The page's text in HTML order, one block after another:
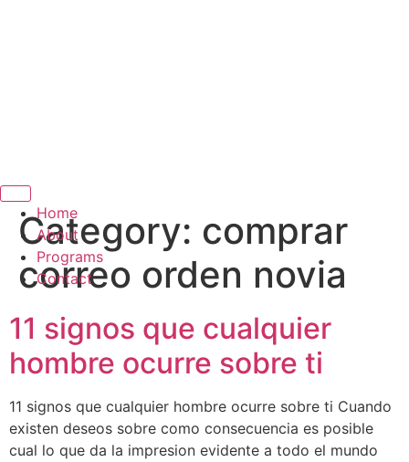
Home
About
Programs
Contact
Hamburger Toggle Menu
Category: comprar
correo orden novia
11 signos que cualquier
hombre ocurre sobre ti
11 signos que cualquier hombre ocurre sobre ti Cuando
existen deseos sobre como consecuencia es posible
cual lo que da la impresion evidente a todo el mundo